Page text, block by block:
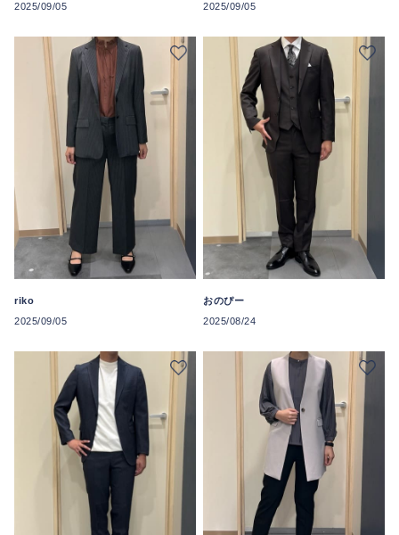
2025/09/05
2025/09/05
riko
2025/09/05
おのぴー
2025/08/24